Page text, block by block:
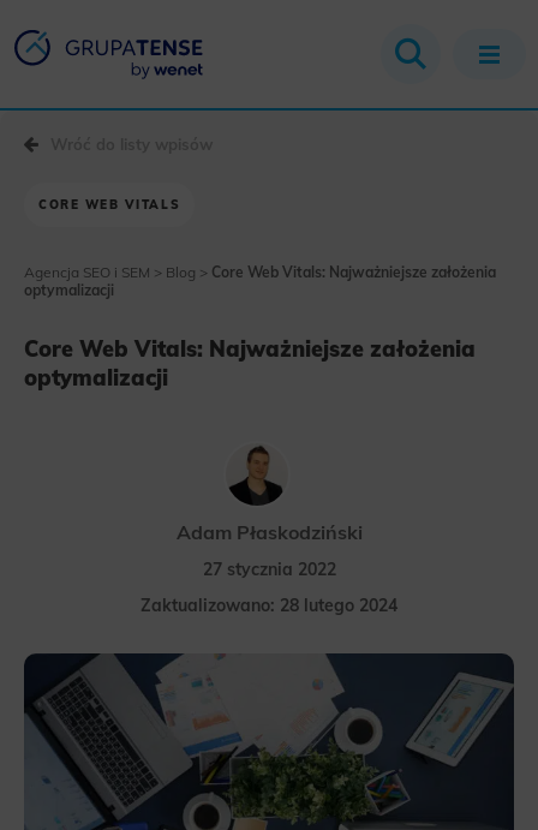
CORE WEB VITALS
Agencja SEO i SEM > Blog > Core Web Vitals: Najważniejsze założenia
optymalizacji
Core Web Vitals: Najważniejsze założenia
optymalizacji
Adam Płaskodziński
27 stycznia 2022
Zaktualizowano: 28 lutego 2024